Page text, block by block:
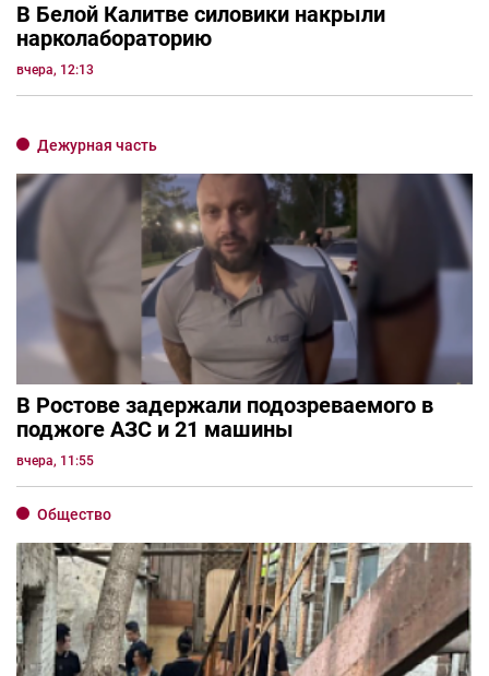
В Белой Калитве силовики накрыли
нарколабораторию
вчера, 12:13
Дежурная часть
В Ростове задержали подозреваемого в
поджоге АЗС и 21 машины
вчера, 11:55
Общество